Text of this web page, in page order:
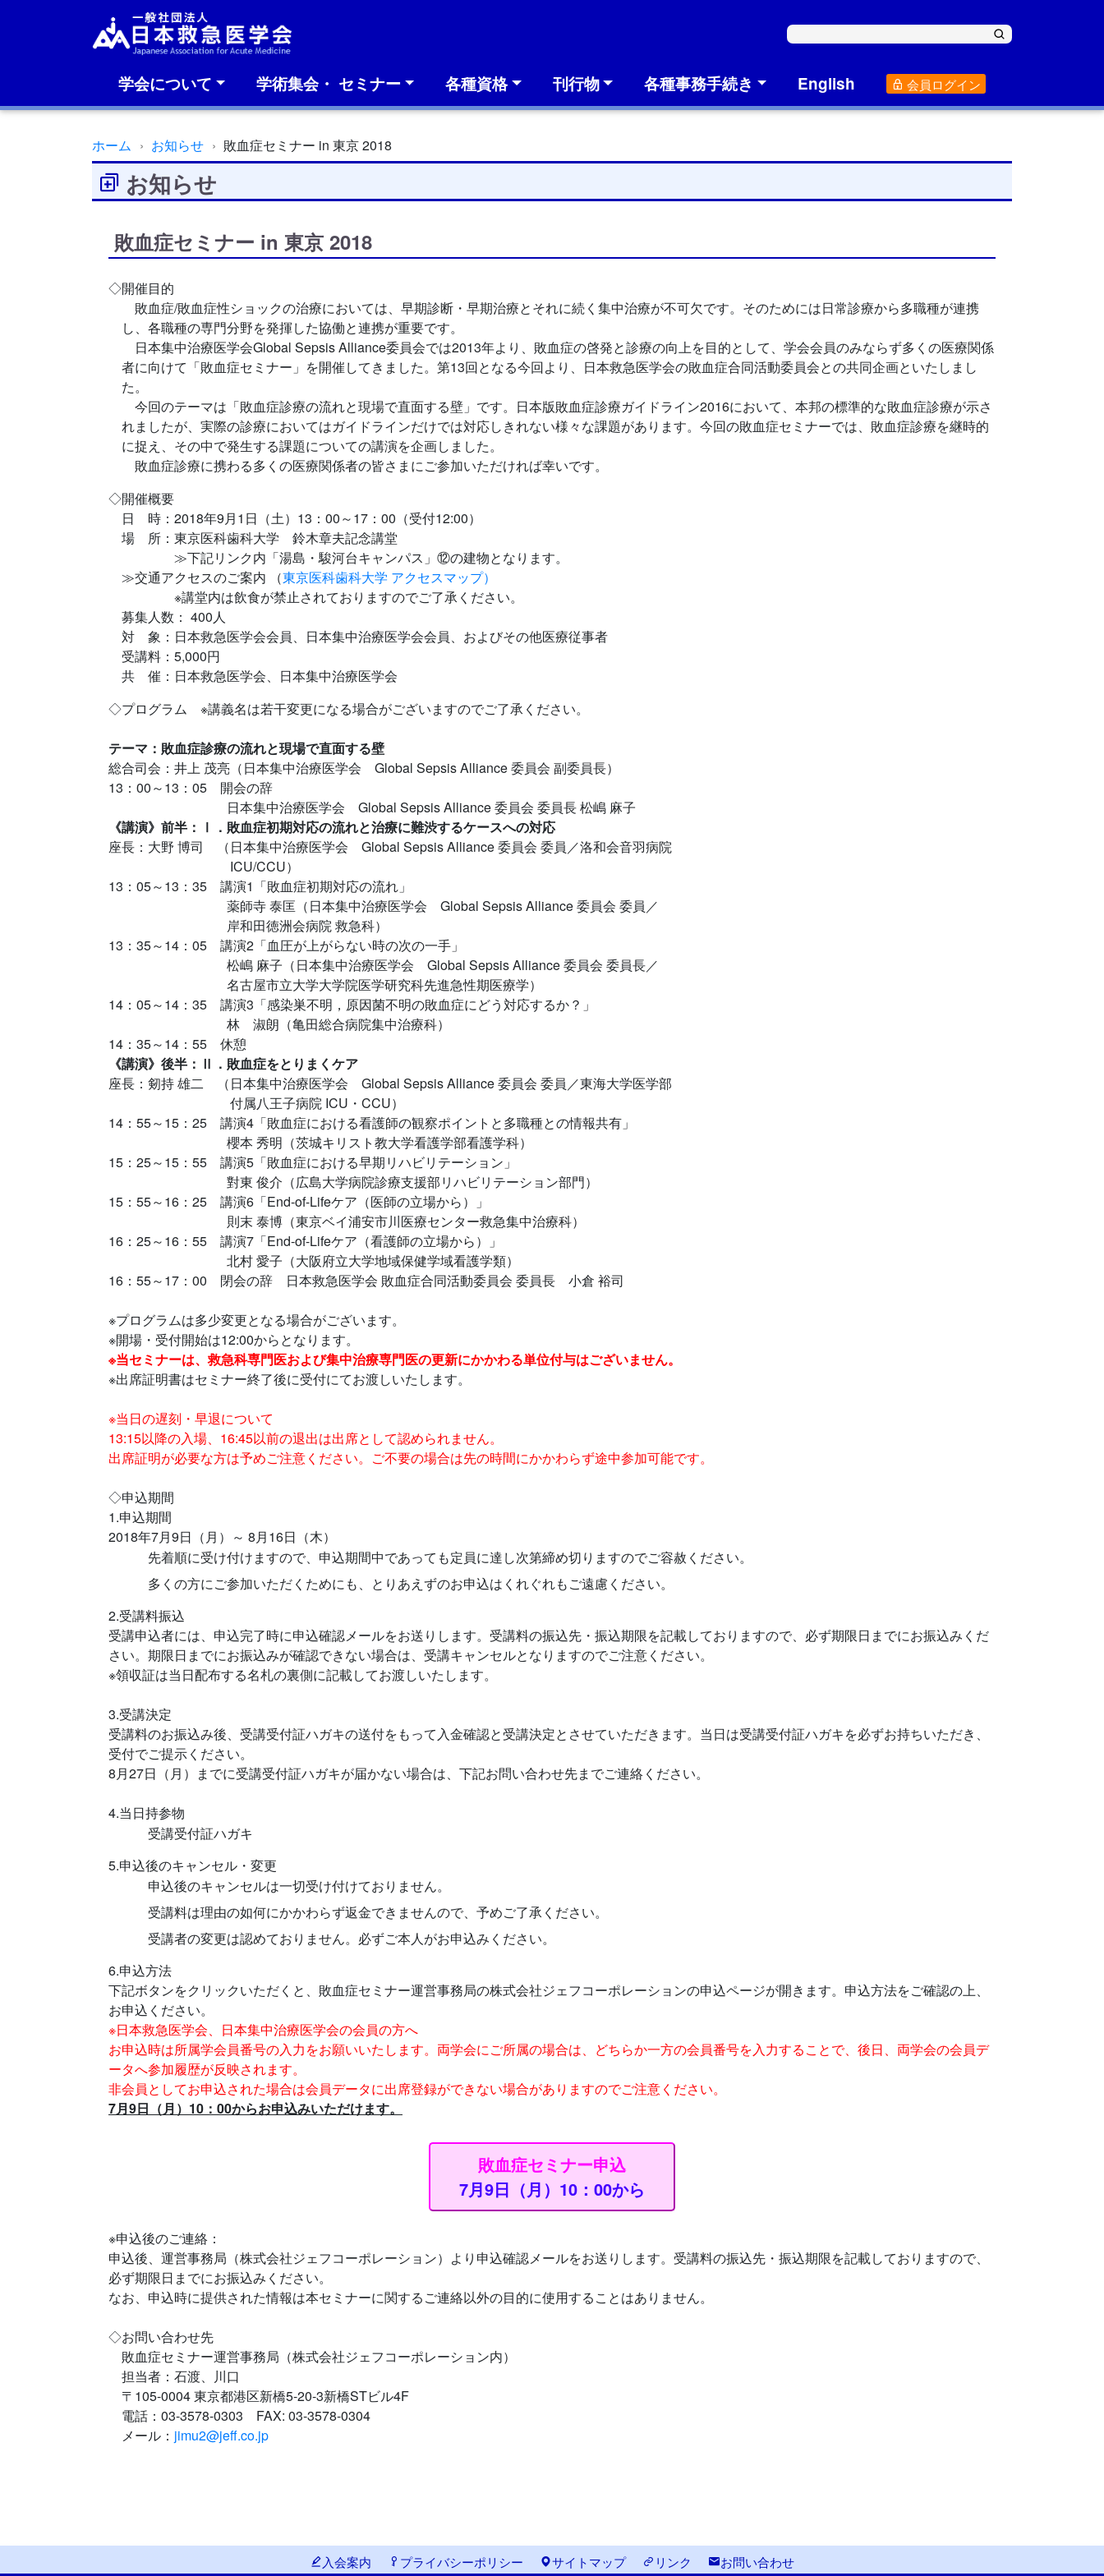
学会について 学術集会・ セミナー 各種資格 刊行物 各種事務手続き English 会員ログイン
ホーム お知らせ 敗血症セミナー in 東京 2018
お知らせ
敗血症セミナー in 東京 2018
◇開催目的
敗血症/敗血症性ショックの治療においては、早期診断・早期治療とそれに続く集中治療が不可欠です。そのためには日常診療から多職種が連携
し、各職種の専門分野を発揮した協働と連携が重要です。
日本集中治療医学会Global Sepsis Alliance委員会では2013年より、敗血症の啓発と診療の向上を目的として、学会会員のみならず多くの医療関係
者に向けて「敗血症セミナー」を開催してきました。第13回となる今回より、日本救急医学会の敗血症合同活動委員会との共同企画といたしまし
た。
今回のテーマは「敗血症診療の流れと現場で直面する壁」です。日本版敗血症診療ガイドライン2016において、本邦の標準的な敗血症診療が示さ
れましたが、実際の診療においてはガイドラインだけでは対応しきれない様々な課題があります。今回の敗血症セミナーでは、敗血症診療を継時的
に捉え、その中で発生する課題についての講演を企画しました。
敗血症診療に携わる多くの医療関係者の皆さまにご参加いただければ幸いです。
◇開催概要
日 時：2018年9月1日（土）13：00～17：00（受付12:00）
場 所：東京医科歯科大学 鈴木章夫記念講堂
≫下記リンク内「湯島・駿河台キャンパス」⑫の建物となります。
≫交通アクセスのご案内 （東京医科歯科大学 アクセスマップ）
※講堂内は飲食が禁止されておりますのでご了承ください。
募集人数： 400人
対 象：日本救急医学会会員、日本集中治療医学会会員、およびその他医療従事者
受講料：5,000円
共 催：日本救急医学会、日本集中治療医学会
◇プログラム ※講義名は若干変更になる場合がございますのでご了承ください。
テーマ：敗血症診療の流れと現場で直面する壁
総合司会：井上 茂亮（日本集中治療医学会 Global Sepsis Alliance 委員会 副委員長）
13：00～13：05 開会の辞
日本集中治療医学会 Global Sepsis Alliance 委員会 委員長 松嶋 麻子
《講演》前半：Ⅰ．敗血症初期対応の流れと治療に難渋するケースへの対応
座長：大野 博司 （日本集中治療医学会 Global Sepsis Alliance 委員会 委員／洛和会音羽病院
ICU/CCU）
13：05～13：35 講演1「敗血症初期対応の流れ」
薬師寺 泰匡（日本集中治療医学会 Global Sepsis Alliance 委員会 委員／
岸和田徳洲会病院 救急科）
13：35～14：05 講演2「血圧が上がらない時の次の一手」
松嶋 麻子（日本集中治療医学会 Global Sepsis Alliance 委員会 委員長／
名古屋市立大学大学院医学研究科先進急性期医療学）
14：05～14：35 講演3「感染巣不明，原因菌不明の敗血症にどう対応するか？」
林 淑朗（亀田総合病院集中治療科）
14：35～14：55 休憩
《講演》後半：Ⅱ．敗血症をとりまくケア
座長：剱持 雄二 （日本集中治療医学会 Global Sepsis Alliance 委員会 委員／東海大学医学部
付属八王子病院 ICU・CCU）
14：55～15：25 講演4「敗血症における看護師の観察ポイントと多職種との情報共有」
櫻本 秀明（茨城キリスト教大学看護学部看護学科）
15：25～15：55 講演5「敗血症における早期リハビリテーション」
對東 俊介（広島大学病院診療支援部リハビリテーション部門）
15：55～16：25 講演6「End-of-Lifeケア（医師の立場から）」
則末 泰博（東京ベイ浦安市川医療センター救急集中治療科）
16：25～16：55 講演7「End-of-Lifeケア（看護師の立場から）」
北村 愛子（大阪府立大学地域保健学域看護学類）
16：55～17：00 閉会の辞 日本救急医学会 敗血症合同活動委員会 委員長 小倉 裕司
※プログラムは多少変更となる場合がございます。
※開場・受付開始は12:00からとなります。
※当セミナーは、救急科専門医および集中治療専門医の更新にかかわる単位付与はございません。
※出席証明書はセミナー終了後に受付にてお渡しいたします。
※当日の遅刻・早退について
13:15以降の入場、16:45以前の退出は出席として認められません。
出席証明が必要な方は予めご注意ください。ご不要の場合は先の時間にかかわらず途中参加可能です。
◇申込期間
1.申込期間
2018年7月9日（月）～ 8月16日（木）
先着順に受け付けますので、申込期間中であっても定員に達し次第締め切りますのでご容赦ください。
多くの方にご参加いただくためにも、とりあえずのお申込はくれぐれもご遠慮ください。
2.受講料振込
受講申込者には、申込完了時に申込確認メールをお送りします。受講料の振込先・振込期限を記載しておりますので、必ず期限日までにお振込みくだ
さい。期限日までにお振込みが確認できない場合は、受講キャンセルとなりますのでご注意ください。
※領収証は当日配布する名札の裏側に記載してお渡しいたします。
3.受講決定
受講料のお振込み後、受講受付証ハガキの送付をもって入金確認と受講決定とさせていただきます。当日は受講受付証ハガキを必ずお持ちいただき、
受付でご提示ください。
8月27日（月）までに受講受付証ハガキが届かない場合は、下記お問い合わせ先までご連絡ください。
4.当日持参物
受講受付証ハガキ
5.申込後のキャンセル・変更
申込後のキャンセルは一切受け付けておりません。
受講料は理由の如何にかかわらず返金できませんので、予めご了承ください。
受講者の変更は認めておりません。必ずご本人がお申込みください。
6.申込方法
下記ボタンをクリックいただくと、敗血症セミナー運営事務局の株式会社ジェフコーポレーションの申込ページが開きます。申込方法をご確認の上、
お申込ください。
※日本救急医学会、日本集中治療医学会の会員の方へ
お申込時は所属学会員番号の入力をお願いいたします。両学会にご所属の場合は、どちらか一方の会員番号を入力することで、後日、両学会の会員デ
ータへ参加履歴が反映されます。
非会員としてお申込された場合は会員データに出席登録ができない場合がありますのでご注意ください。
7月9日（月）10：00からお申込みいただけます。
敗血症セミナー申込
7月9日（月）10：00から
※申込後のご連絡：
申込後、運営事務局（株式会社ジェフコーポレーション）より申込確認メールをお送りします。受講料の振込先・振込期限を記載しておりますので、
必ず期限日までにお振込みください。
なお、申込時に提供された情報は本セミナーに関するご連絡以外の目的に使用することはありません。
◇お問い合わせ先
敗血症セミナー運営事務局（株式会社ジェフコーポレーション内）
担当者：石渡、川口
〒105-0004 東京都港区新橋5-20-3新橋STビル4F
電話：03-3578-0303 FAX: 03-3578-0304
メール： jimu2@jeff.co.jp
入会案内 プライバシーポリシー サイトマップ リンク お問い合わせ